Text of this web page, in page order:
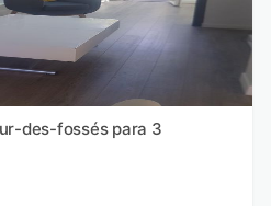
des-fossés para 3